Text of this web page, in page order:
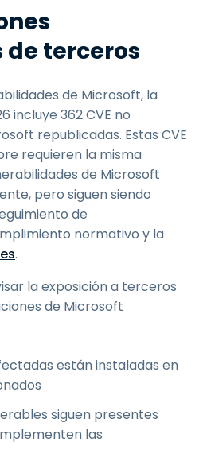
terceros
de Microsoft, la
incluye 362 CVE no
republicadas. Estas CVE
requieren la misma
de Microsoft
pero siguen siendo
de
normativo y la
.
la exposición a terceros
de Microsoft
están instaladas en
siguen presentes
las